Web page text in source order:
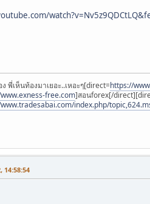
พี่เห็นท้องมาเยอะ..เหอะๆ[direct=https://
free.com]สอนforex[/
index.php/
14:58:54